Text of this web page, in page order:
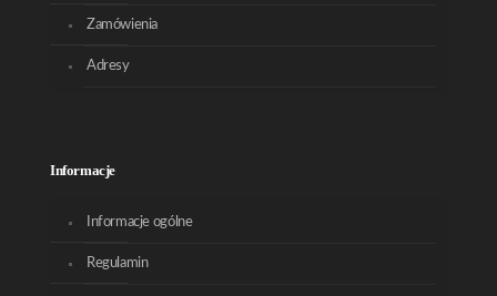
Zamówienia
Adresy
Informacje
Informacje ogólne
Regulamin